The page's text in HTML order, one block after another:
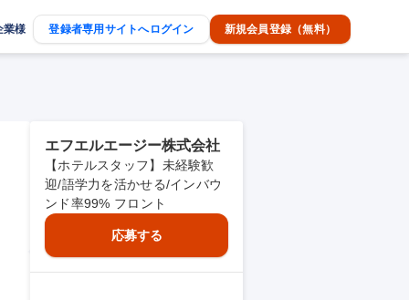
業様 登録者専用サイトへログイン 新規会員登録（無料）
エフエルエージー株式会社
【ホテルスタッフ】未経験歓
迎/語学力を活かせる/インバウ
ンド率99% フロント
応募する